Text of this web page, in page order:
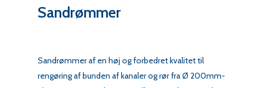
Sandrømmer
Sandrømmer af en høj og forbedret kvalitet til
rengøring af bunden af kanaler og rør fra Ø 200mm-